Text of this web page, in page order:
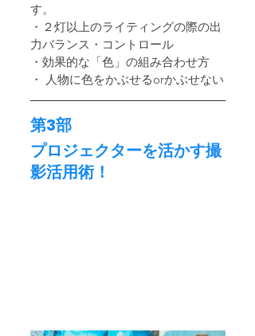
す。
・２灯以上のライティングの際の出
力バランス・コントロール
・効果的な「色」の組み合わせ方
・ 人物に色をかぶせるorかぶせない
第3部
プロジェクターを活かす撮
影活用術！